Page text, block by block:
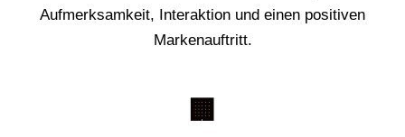
Aufmerksamkeit, Interaktion und einen positiven
Markenauftritt.
🏢